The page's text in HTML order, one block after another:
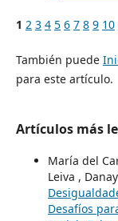
1 2 3 4 5 6 7 8 9 10
También puede
para este artículo.
Artículos más
María del
Leiva ,
Desafíos